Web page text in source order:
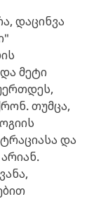
დაცინვა
მეტი
თუმცა,
და